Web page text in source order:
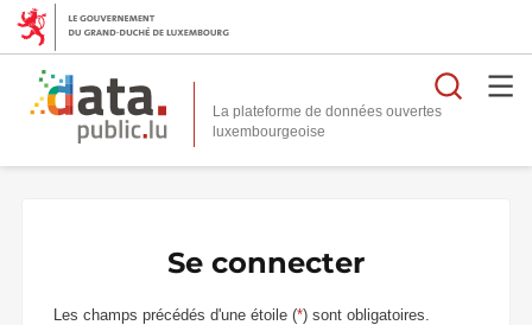
La plateforme de données ouvertes
Se connecter
Les champs précédés d'une étoile (*) sont obligatoires.